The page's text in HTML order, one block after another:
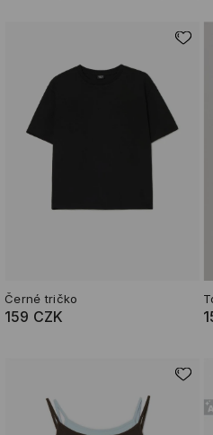
Černé tričko
159 CZK